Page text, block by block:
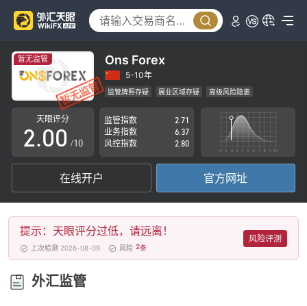
暂无监管 Ons Forex
5-10年
监管牌照存疑 展业区域存疑 高级风险隐患
天眼评分
0
1
2
3
4
5
6
7
.0
1
2
3
4
5
0
1
2
3
4
5
/10
监管指数
2.71
业务指数
6.37
风控指数
2.80
在线开户 官方网址
提示：天眼评分过低，请远离！
上次检测 2026-08-09 风险 2条
风险评测
外汇监管